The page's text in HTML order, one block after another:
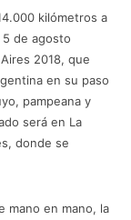
kilómetros a
de agosto
2018, que
en su paso
pampeana y
será en La
donde se
mano en mano, la